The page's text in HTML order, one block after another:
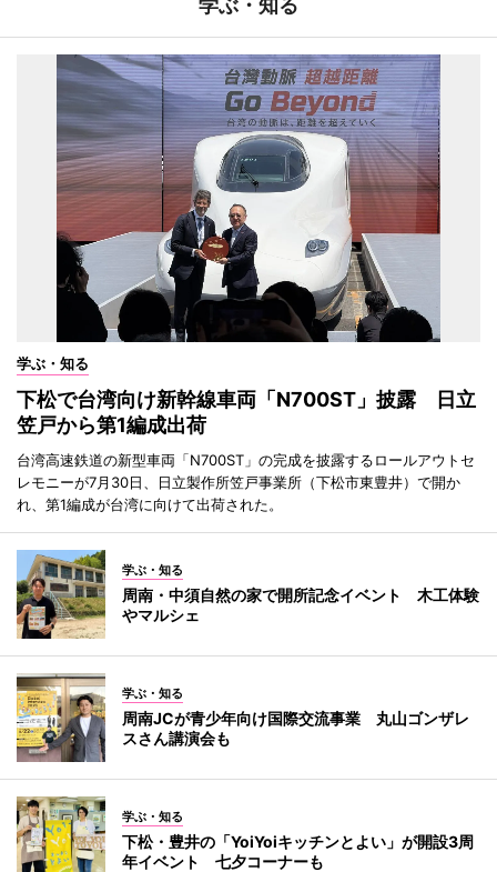
学ぶ・知る
下松で台湾向け新幹線車両「N700ST」披露 日立
笠戸から第1編成出荷
台湾高速鉄道の新型車両「N700ST」の完成を披露するロールアウトセ
レモニーが7月30日、日立製作所笠戸事業所（下松市東豊井）で開か
れ、第1編成が台湾に向けて出荷された。
学ぶ・知る
周南・中須自然の家で開所記念イベント 木工体験
やマルシェ
学ぶ・知る
周南JCが青少年向け国際交流事業 丸山ゴンザレ
スさん講演会も
学ぶ・知る
下松・豊井の「YoiYoiキッチンとよい」が開設3周
年イベント 七夕コーナーも